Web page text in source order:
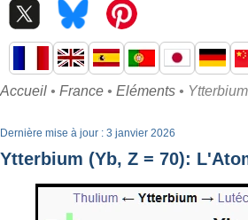
Accueil • France • Eléments •
Dernière mise à jour : 3 janvier 2026
Ytterbium (Yb, Z = 70):